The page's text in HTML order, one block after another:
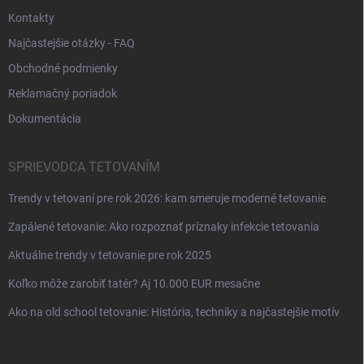
Kontakty
Najčastejšie otázky - FAQ
Obchodné podmienky
Reklamačný poriadok
Dokumentácia
SPRIEVODCA TETOVANÍM
Trendy v tetovaní pre rok 2026: kam smeruje moderné tetovanie
Zapálené tetovanie: Ako rozpoznať príznaky infekcie tetovania
Aktuálne trendy v tetovanie pre rok 2025
Koľko môže zarobiť tatér? Aj 10.000 EUR mesačne
Ako na old school tetovanie: História, techniky a najčastejšie motív